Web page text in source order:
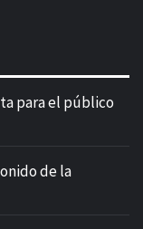
para el público
de la